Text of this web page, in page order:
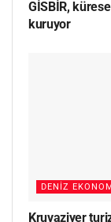
GİSBİR,
kuruyor
DENIZ
Kruvaziyer